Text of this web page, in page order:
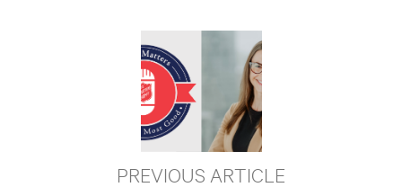
PREVIOUS ARTICLE